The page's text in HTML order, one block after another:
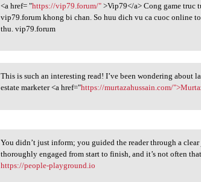
<a href= "https://vip79.forum
<a href= "https://vip79.forum/" >Vip79</a> Cong game truc
vip79.forum khong bi chan. So huu dich vu ca cuoc online
thu. vip79.forum
This is such an interesting
This is such an interesting read! I’ve been wondering about
estate marketer <a href="https://murtazahussain.com/
You didn’t just inform; you
You didn’t just inform; you guided the reader through a
thoroughly engaged from start to finish, and it’s not often
https://people-playground.io